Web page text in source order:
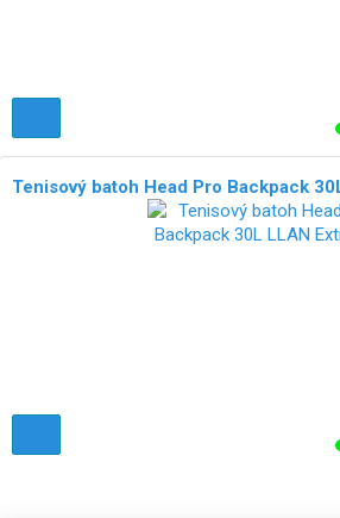
Tenisový batoh Head Pro Backpack